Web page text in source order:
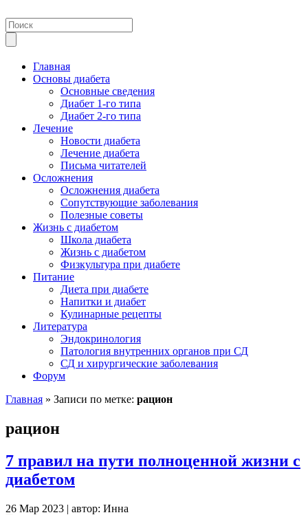
Главная
Основы диабета
Основные сведения
Диабет 1-го типа
Диабет 2-го типа
Лечение
Новости диабета
Лечение диабета
Письма читателей
Осложнения
Осложнения диабета
Сопутствующие заболевания
Полезные советы
Жизнь с диабетом
Школа диабета
Жизнь с диабетом
Физкультура при диабете
Питание
Диета при диабете
Напитки и диабет
Кулинарные рецепты
Литература
Эндокринология
Патология внутренних органов при СД
СД и хирургические заболевания
Форум
Главная » Записи по метке: рацион
рацион
7 правил на пути полноценной жизни с
диабетом
26 Мар 2023 | автор: Инна